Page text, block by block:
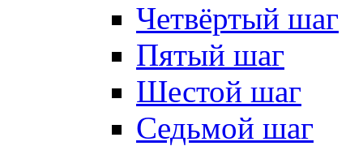
Четвёртый шаг
Пятый шаг
Шестой шаг
Седьмой шаг